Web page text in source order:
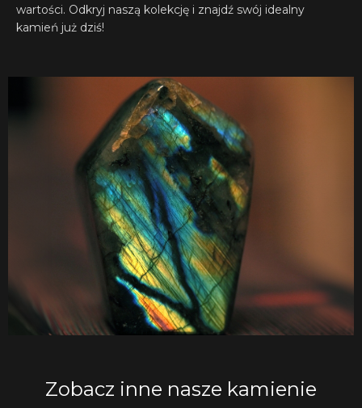
wartości. Odkryj naszą kolekcję i znajdź swój idealny
kamień już dziś!
Zobacz inne nasze kamienie